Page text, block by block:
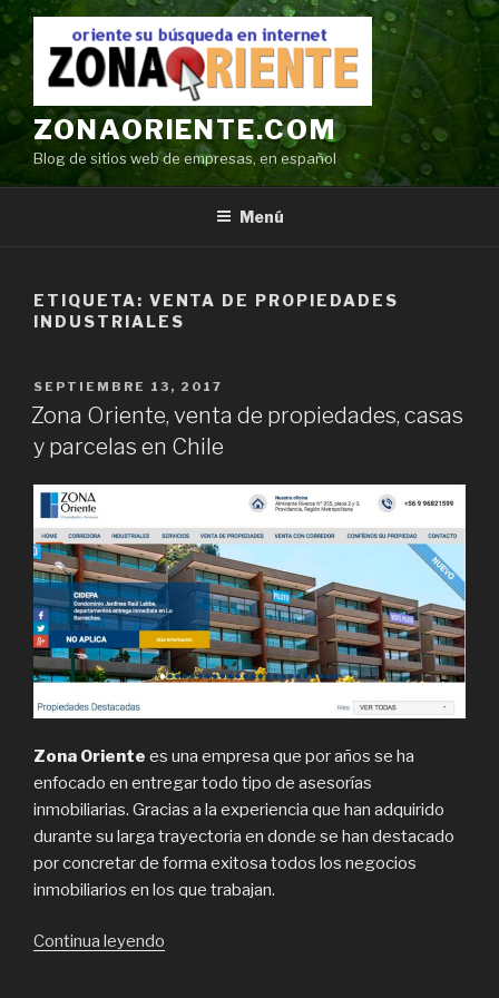
Ir
contenido
ZONAORIENTE.COM
Blog de sitios web de empresas, en español
Menú
ETIQUETA: VENTA DE PROPIEDADES
INDUSTRIALES
POSTED
ON
SEPTIEMBRE 13, 2017
Zona Oriente, venta de propiedades, casas
y parcelas en Chile
Zona Oriente es una empresa que por años se ha
enfocado en entregar todo tipo de asesorías
inmobiliarias. Gracias a la experiencia que han adquirido
durante su larga trayectoria en donde se han destacado
por concretar de forma exitosa todos los negocios
inmobiliarios en los que trabajan.
Continua leyendo